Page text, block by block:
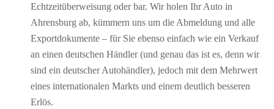
Echtzeitüberweisung oder bar. Wir holen Ihr Auto in
Ahrensburg ab, kümmern uns um die Abmeldung und alle
Exportdokumente – für Sie ebenso einfach wie ein Verkauf
an einen deutschen Händler (und genau das ist es, denn wir
sind ein deutscher Autohändler), jedoch mit dem Mehrwert
eines internationalen Markts und einem deutlich besseren
Erlös.